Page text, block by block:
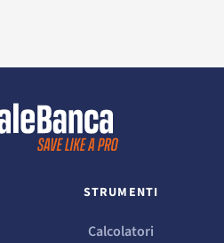
STRUMENTI
Calcolatori